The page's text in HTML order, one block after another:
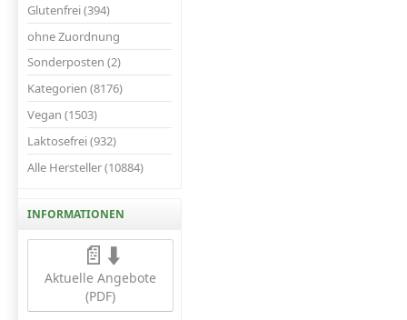
Glutenfrei (394)
ohne Zuordnung
Sonderposten (2)
Kategorien (8176)
Vegan (1503)
Laktosefrei (932)
Alle Hersteller (10884)
INFORMATIONEN
📄⬇️
Aktuelle Angebote
(PDF)